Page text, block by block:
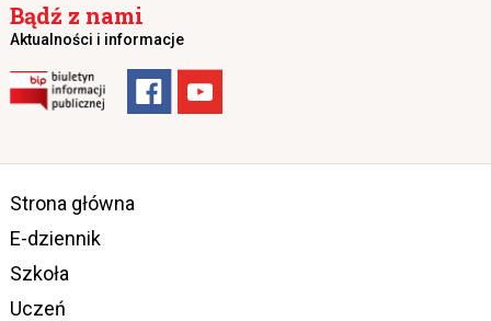
Bądź z nami
Aktualności i informacje
Strona główna
E-dziennik
Szkoła
Uczeń